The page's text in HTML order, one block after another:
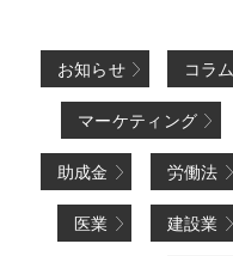
お知らせ コラム
マーケティング
助成金 労働法
医業 建設業